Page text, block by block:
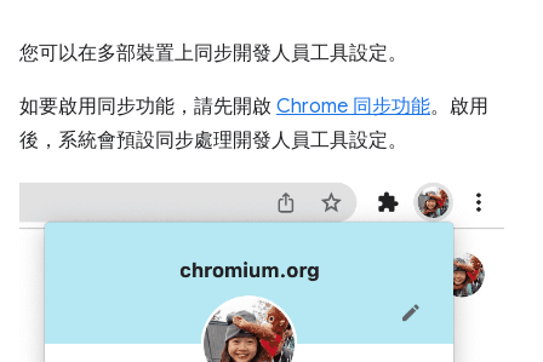
您可以在多部裝置上同步開發人員工具設定。
如要啟用同步功能，請先開啟 Chrome 同步功能。啟用
後，系統會預設同步處理開發人員工具設定。